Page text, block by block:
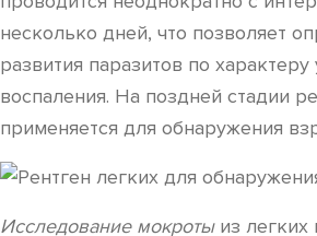
несколько дней, что позволяет
развития паразитов по характеру
воспаления. На поздней стадии
применяется для обнаружения
Исследование мокротыиз легких